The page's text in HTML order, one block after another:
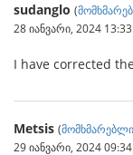
sudanglo (
28 იანვარი, 2024
I have corrected
Metsis (
29 იანვარი, 2024